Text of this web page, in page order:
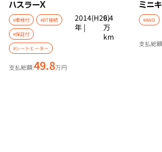
ハスラーX
#車検付 #BT接続
#保証付
#シートヒーター
2014(H26)
年 |
9.4
万
km
支払総額:49.8万円
ミニ
#4WD
支払総